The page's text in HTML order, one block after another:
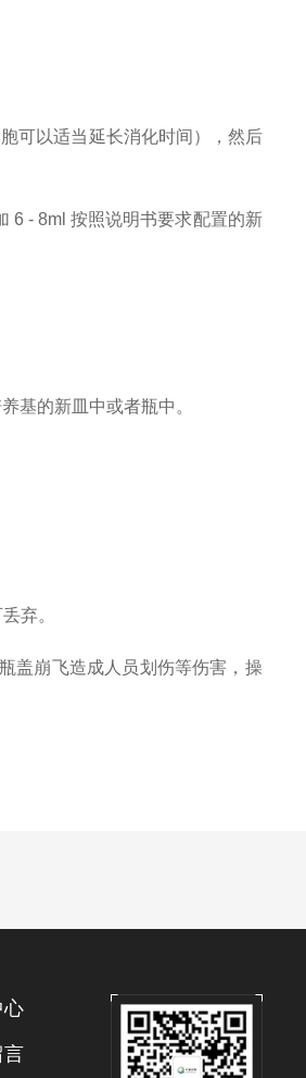
可以适当延长消化时间），然后
6 - 8ml 按照说明书要求配置的新
基的新皿中或者瓶中。
弃。
盖崩飞造成人员划伤等伤害，操
心
言